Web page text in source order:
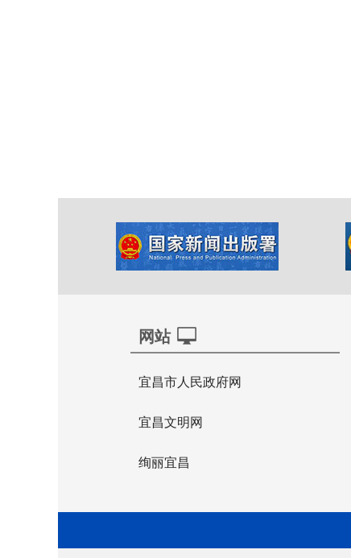
网站
宜昌市人民政府网
宜昌文明网
绚丽宜昌